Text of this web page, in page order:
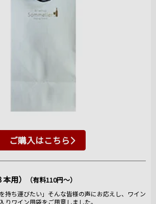
ご購入はこちら
用） （有料110円～）
持ち運びたい」そんな皆様の声にお応えし、ワイン
りワイン用袋をご用意しました。